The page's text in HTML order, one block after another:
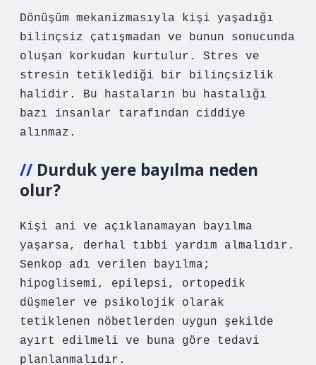
Dönüşüm mekanizmasıyla kişi yaşadığı
bilinçsiz çatışmadan ve bunun sonucunda
oluşan korkudan kurtulur. Stres ve
stresin tetiklediği bir bilinçsizlik
halidir. Bu hastaların bu hastalığı
bazı insanlar tarafından ciddiye
alınmaz.
Durduk yere bayılma neden
olur?
Kişi ani ve açıklanamayan bayılma
yaşarsa, derhal tıbbi yardım almalıdır.
Senkop adı verilen bayılma;
hipoglisemi, epilepsi, ortopedik
düşmeler ve psikolojik olarak
tetiklenen nöbetlerden uygun şekilde
ayırt edilmeli ve buna göre tedavi
planlanmalıdır.